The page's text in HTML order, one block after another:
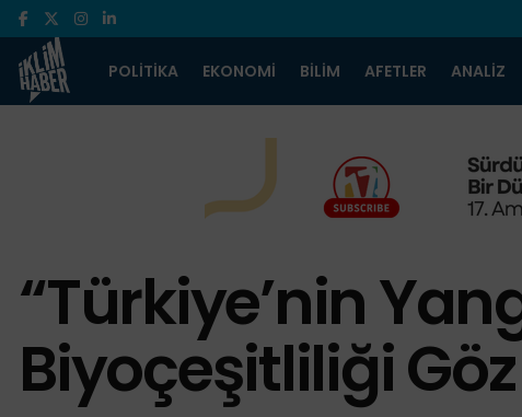
POLITIKA EKONOMI BILIM AFETLER ANALIZ
“Türkiye’nin
Biyoçeşitliliği Göz